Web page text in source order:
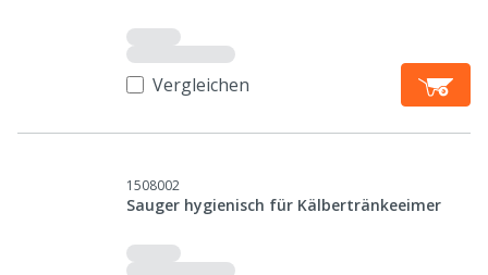
Vergleichen
1508002
Sauger hygienisch für Kälbertränkeeimer